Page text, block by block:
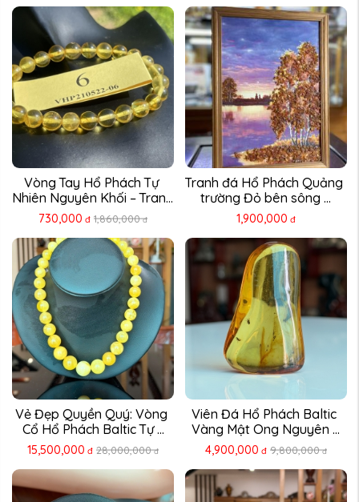
Vòng Tay Hổ Phách Tự
Nhiên Nguyên Khối – Trang
...
730,000 đ 1,860,000 đ
Tranh đá Hổ Phách Quảng
trường Đỏ bên sông ...
1,900,000 đ
Vẻ Đẹp Quyền Quý: Vòng
Cổ Hổ Phách Baltic Tự ...
15,500,000 đ 28,000,000 đ
Viên Đá Hổ Phách Baltic
Vàng Mật Ong Nguyên ...
4,900,000 đ 9,800,000 đ